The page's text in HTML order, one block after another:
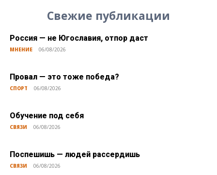
Свежие публикации
Россия — не Югославия, отпор даст
МНЕНИЕ 06/08/2026
Провал — это тоже победа?
СПОРТ 06/08/2026
Обучение под себя
СВЯЗИ 06/08/2026
Поспешишь — людей рассердишь
СВЯЗИ 06/08/2026